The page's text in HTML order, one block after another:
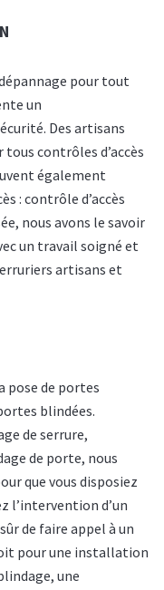
pour tout
un
Des artisans
contrôles d’accès
également
: contrôle d’accès
nous avons le savoir
un travail soigné et
artisans et
pose de portes
blindées.
de serrure,
de porte, nous
que vous disposiez
l’intervention d’un
de faire appel à un
pour une installation
une